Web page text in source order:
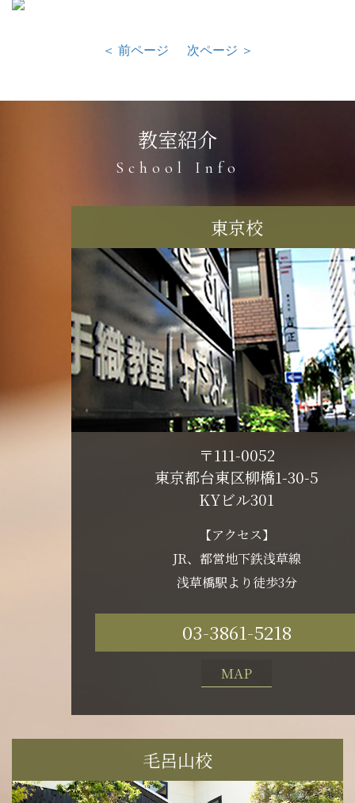
＜ 前ページ 次ページ ＞
教室紹介
School Info
東京校
〒111-0052
東京都台東区柳橋1-30-5
KYビル301
【アクセス】
JR、都営地下鉄浅草線
浅草橋駅より徒歩3分
03-3861-5218
MAP
毛呂山校